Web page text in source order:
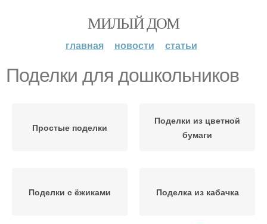
МИЛЫЙ ДОМ
главная новости статьи
Поделки для дошкольников
Простые поделки
Поделки из цветной
бумаги
Поделки с ёжиками Поделка из кабачка